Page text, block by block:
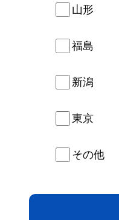
山形
福島
新潟
東京
その他